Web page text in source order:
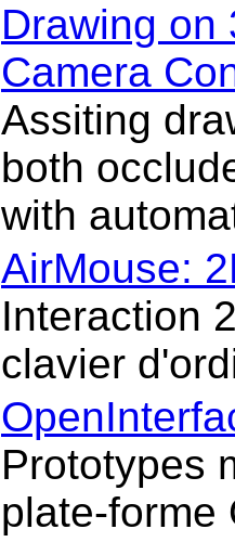
Drawing on
Camera
Assiting
both
with
AirMouse:
Interaction
clavier
Prototypes
plate-forme